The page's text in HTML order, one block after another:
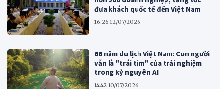
đưa khách quốc tế đến Việt Nam
16:26 12/07/2026
66 năm du lịch Việt Nam: Con người
vẫn là "trái tim" của trải nghiệm
trong kỷ nguyên AI
14:42 10/07/2026